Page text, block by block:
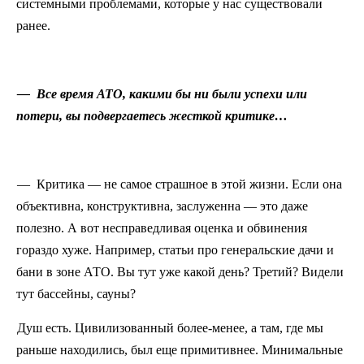
системными проблемами, которые у нас существовали
ранее.
— Все время АТО, какими бы ни были успехи или
потери, вы подвергаетесь жесткой критике…
— Критика — не самое страшное в этой жизни. Если она
объективна, конструктивна, заслуженна — это даже
полезно. А вот несправедливая оценка и обвинения
гораздо хуже. Например, статьи про генеральские дачи и
бани в зоне АТО. Вы тут уже какой день? Третий? Видели
тут бассейны, сауны?
Душ есть. Цивилизованный более-менее, а там, где мы
раньше находились, был еще примитивнее. Минимальные